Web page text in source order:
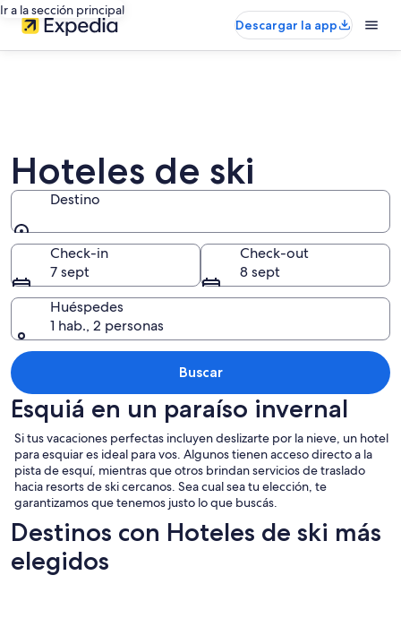
Ir a la sección principal
Descargar la app
Hoteles de ski
Destino
Destino
Check-in
7 sept
Check-out
8 sept
Huéspedes
1 hab., 2 personas
Buscar
Esquiá en un paraíso invernal
Si tus vacaciones perfectas incluyen deslizarte por la nieve, un hotel
para esquiar es ideal para vos. Algunos tienen acceso directo a la
pista de esquí, mientras que otros brindan servicios de traslado
hacia resorts de ski cercanos. Sea cual sea tu elección, te
garantizamos que tenemos justo lo que buscás.
Destinos con Hoteles de ski más
elegidos